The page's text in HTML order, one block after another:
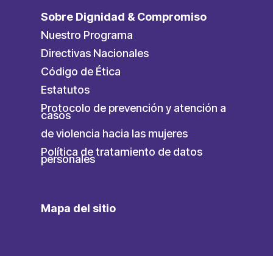
Sobre Dignidad & Compromiso
Nuestro Programa
Directivas Nacionales
Código de Ética
Estatutos
Protocolo de prevención y atención a
casos
de violencia hacia las mujeres
Política de tratamiento de datos
personales
Mapa del sitio